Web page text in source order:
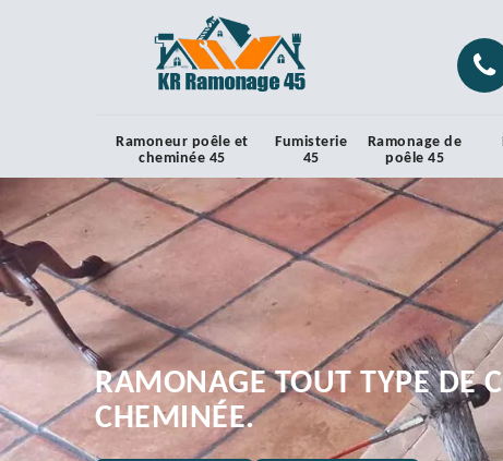
Ramoneur poêle et
cheminée 45
Fumisterie
45
Ramonage de
poêle 45
RAMONAGE TOUT TYPE DE
CHEMINÉE.